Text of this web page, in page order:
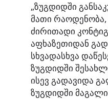
„ზუგდიდში
მათი რაოდენობა,
ძირითადი
აფხაზეთიდან
სხვადასხვა
ზუგდიდში
ისევ გადავიდა
ზუგდიდში